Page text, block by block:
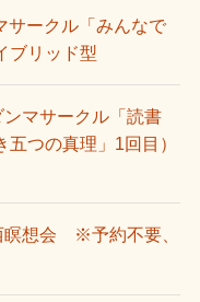
サークル「みんなで
ブリッド型
マサークル「読書
つの真理」1回目）
瞑想会 ※予約不要、